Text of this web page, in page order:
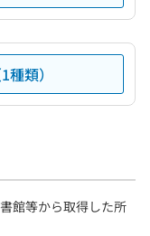
類）
館等から取得した所